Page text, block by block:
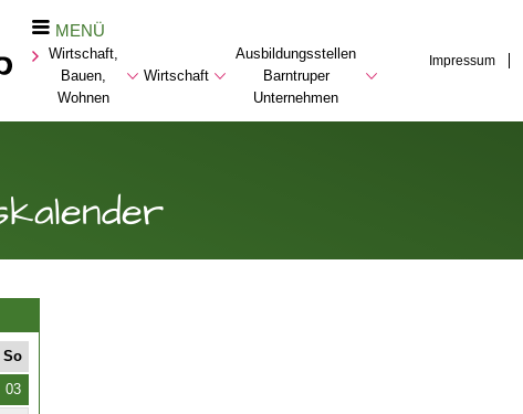
MENÜ
Wirtschaft,
Bauen,
Wohnen
Wirtschaft
Ausbildungsstellen
Barntruper
Unternehmen
Impressum
So
03